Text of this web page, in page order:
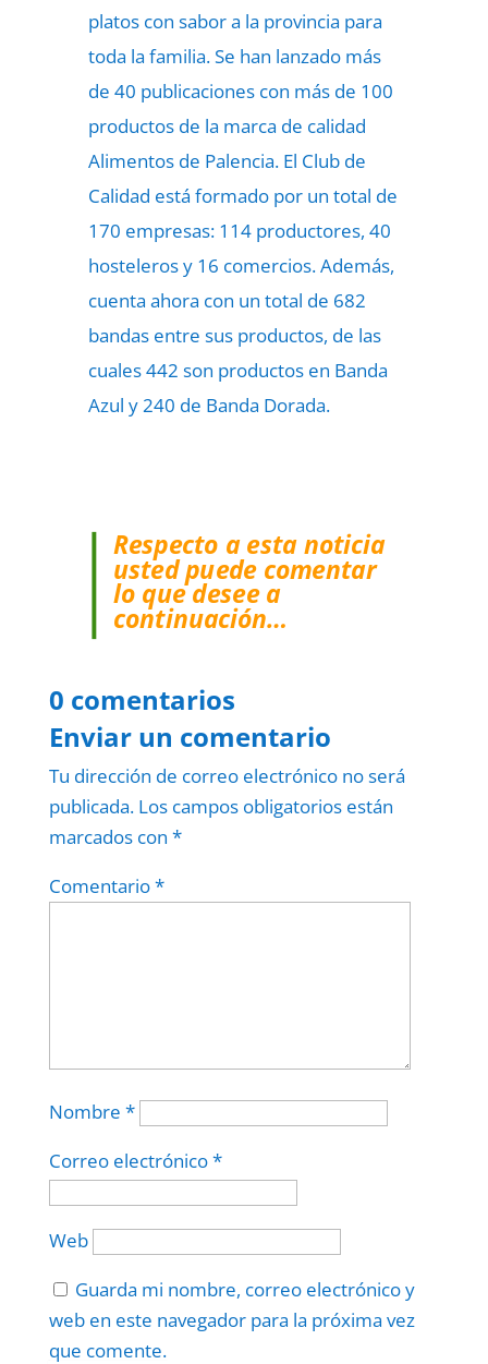
platos con sabor a la provincia para
toda la familia. Se han lanzado más
de 40 publicaciones con más de 100
productos de la marca de calidad
Alimentos de Palencia. El Club de
Calidad está formado por un total de
170 empresas: 114 productores, 40
hosteleros y 16 comercios. Además,
cuenta ahora con un total de 682
bandas entre sus productos, de las
cuales 442 son productos en Banda
Azul y 240 de Banda Dorada.
Respecto a esta noticia
usted puede comentar
lo que desee a
continuación…
0 comentarios
Enviar un comentario
Tu dirección de correo electrónico no será
publicada. Los campos obligatorios están
marcados con *
Comentario*
Nombre *
Correo electrónico*
Web
Guarda mi nombre, correo electrónico y
web en este navegador para la próxima vez
que comente.